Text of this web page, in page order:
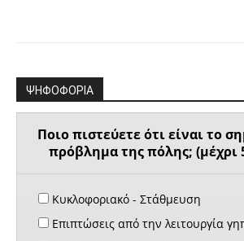
ΨΗΦΟΦΟΡΙΑ
Ποιο πιστεύετε ότι είναι το
πρόβλημα της πόλης; (μέχρι
Κυκλοφοριακό - Στάθμευση
Επιπτώσεις από την λειτουργία